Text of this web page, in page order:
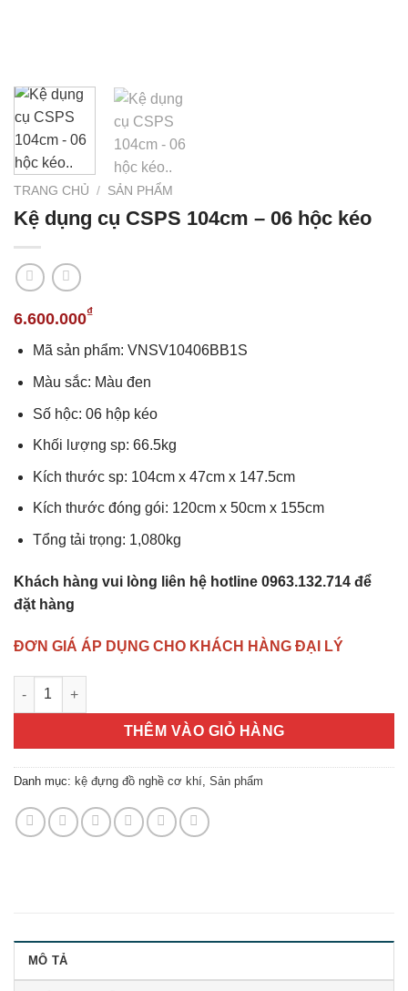
TRANG CHỦ / SẢN PHẨM
Kệ dụng cụ CSPS 104cm – 06 hộc kéo
6.600.000₫
Mã sản phẩm: VNSV10406BB1S
Màu sắc: Màu đen
Số hộc: 06 hộp kéo
Khối lượng sp: 66.5kg
Kích thước sp: 104cm x 47cm x 147.5cm
Kích thước đóng gói: 120cm x 50cm x 155cm
Tổng tải trọng: 1,080kg
Khách hàng vui lòng liên hệ hotline 0963.132.714 để
đặt hàng
ĐƠN GIÁ ÁP DỤNG CHO KHÁCH HÀNG ĐẠI LÝ
Kệ dụng cụ CSPS 104cm - 06 hộc kéo số lượng
THÊM VÀO GIỎ HÀNG
Danh mục: kệ đựng đồ nghề cơ khí, Sản phẩm
MÔ TẢ